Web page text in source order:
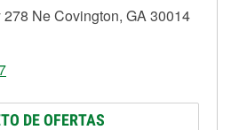
Ne Covington, GA 30014
DE OFERTAS